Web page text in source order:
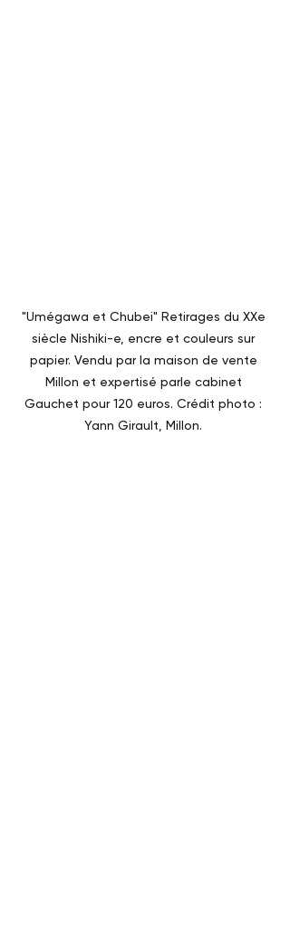
"Umégawa et Chubei" Retirages du XXe
siècle Nishiki-e, encre et couleurs sur
papier. Vendu par la maison de vente
Millon et expertisé parle cabinet
Gauchet pour 120 euros. Crédit photo :
Yann Girault, Millon.